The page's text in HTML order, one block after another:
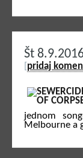
Št
pridaj
jednom
Melbourne a